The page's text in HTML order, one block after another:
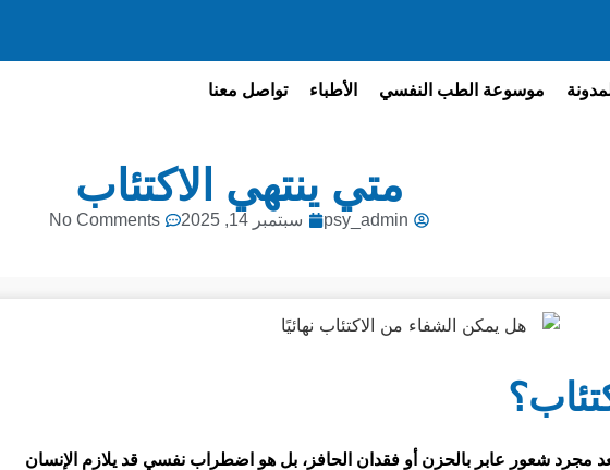
موسوعة الطب النفسي الأطباء تواصل معنا
متي ينتهي الاكتئاب
psy_admin سبتمبر 14, 2025 No Comments
مجرد شعور عابر بالحزن أو فقدان الحافز، بل هو اضطراب نفسي قد يلازم الإنسان